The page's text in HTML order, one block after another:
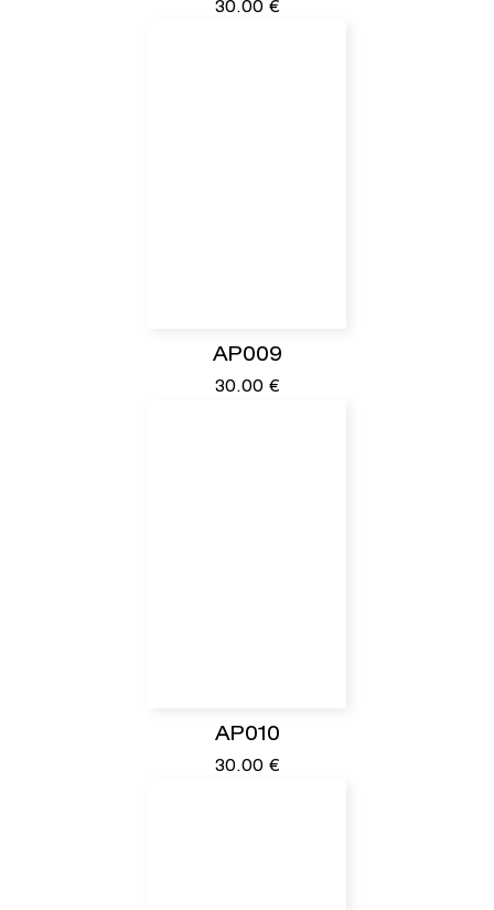
30.00 €
AP009
30.00 €
AP010
30.00 €